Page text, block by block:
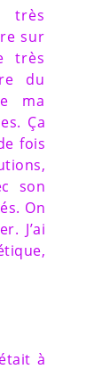
très
sur
très
du
ma
Ça
fois
son
On
J’ai
à